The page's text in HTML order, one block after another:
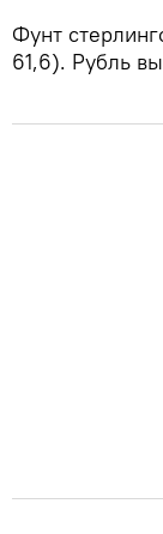
Фунт
61,6). Рубль